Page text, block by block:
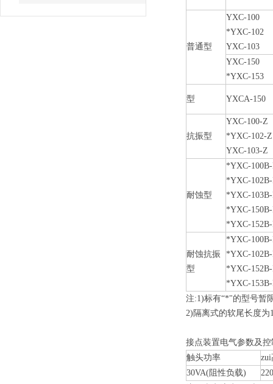
普通型
YXC-100
*YXC-102
YXC-103
YXC-150
*YXC-153
型 YXCA-150
抗振型
YXC-100-Z
*YXC-102-Z
YXC-103-Z
耐蚀型
*YXC-
*YXC-
*YXC-
*YXC-
*YXC-
耐蚀抗振
型
*YXC-
*YXC-
*YXC-
*YXC-
注:1)标有“*"的型号暂
2)隔离式的软尾长度为
接点装置电气参数及
触头功率
30VA(阻性负载)